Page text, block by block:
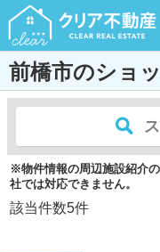
前橋市のショ
※物件情報の周辺施設紹介
社では対応できません。
該当件数5件